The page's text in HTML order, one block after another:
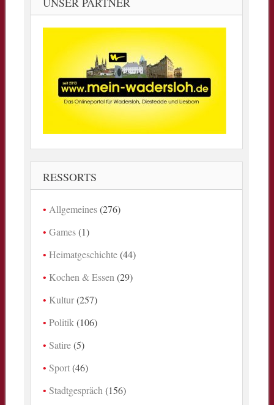
RESSORTS
Allgemeines(276)
Games(1)
Heimatgeschichte(44)
Kochen & Essen (29)
Kultur(257)
Politik (106)
Satire(5)
Sport(46)
Stadtgespräch (156)